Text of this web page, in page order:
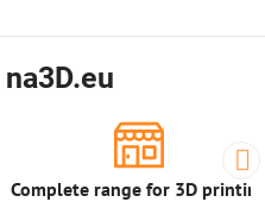
Complete range for 3D